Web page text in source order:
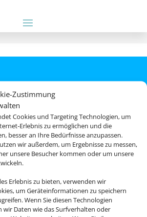
Zustimmung
Cookies und Targeting Technologien, um
Erlebnis zu ermöglichen und die
besser an Ihre Bedürfnisse anzupassen.
wir außerdem, um Ergebnisse zu messen,
unsere Besucher kommen oder um unsere
Erlebnis zu bieten, verwenden wir
um Geräteinformationen zu speichern
Wenn Sie diesen Technologien
Daten wie das Surfverhalten oder
Informationen
Online Check-In
Airlines|